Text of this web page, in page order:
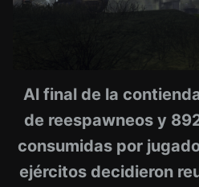
Al final de la
de reespawneos y
consumidas por
ejércitos decidieron